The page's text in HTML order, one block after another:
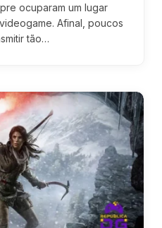
ocuparam um lugar
Afinal, poucos
tão…